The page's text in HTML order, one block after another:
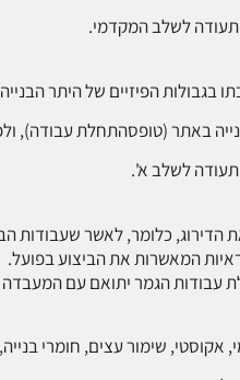
תעודה לשלב המקדמי.
בגבולות הפיזיים של היתר
באתר (טופסהתחלת עבודה),
תעודה לשלב א'.
כלומר, לאשר שעבודות
המאשרות את הביצוע בפועל.
עבודות הגמר יתואם עם
אקוסטי, שימור עצים, חומרי